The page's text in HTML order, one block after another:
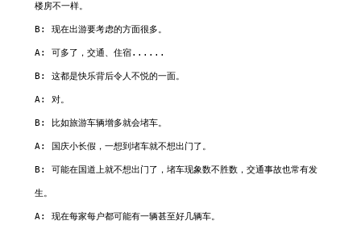
楼房不一样。
B: 现在出游要考虑的方面很多。
A: 可多了，交通、住宿......
B: 这都是快乐背后令人不悦的一面。
A: 对。
B: 比如旅游车辆增多就会堵车。
A: 国庆小长假，一想到堵车就不想出门了。
B: 可能在国道上就不想出门了，堵车现象数不胜数，交通事故也常有发
生。
A: 现在每家每户都可能有一辆甚至好几辆车。